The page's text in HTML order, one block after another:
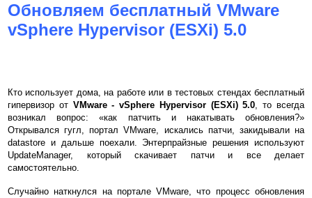
Обновляем бесплатный VMware
vSphere Hypervisor (ESXi) 5.0
Кто использует дома, на работе или в тестовых стендах бесплатный
гипервизор от VMware - vSphere Hypervisor (ESXi) 5.0, то всегда
возникал вопрос: «как патчить и накатывать обновления?»
Открывался гугл, портал VMware, искались патчи, закидывали на
datastore и дальше поехали. Энтерпрайзные решения используют
UpdateManager, который скачивает патчи и все делает
самостоятельно.
Случайно наткнулся на портале VMware, что процесс обновления